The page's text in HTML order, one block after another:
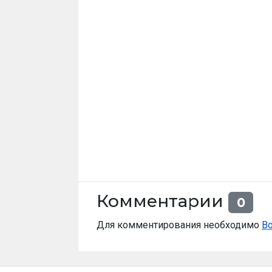
Комментарии 0
Для комментирования необходимо